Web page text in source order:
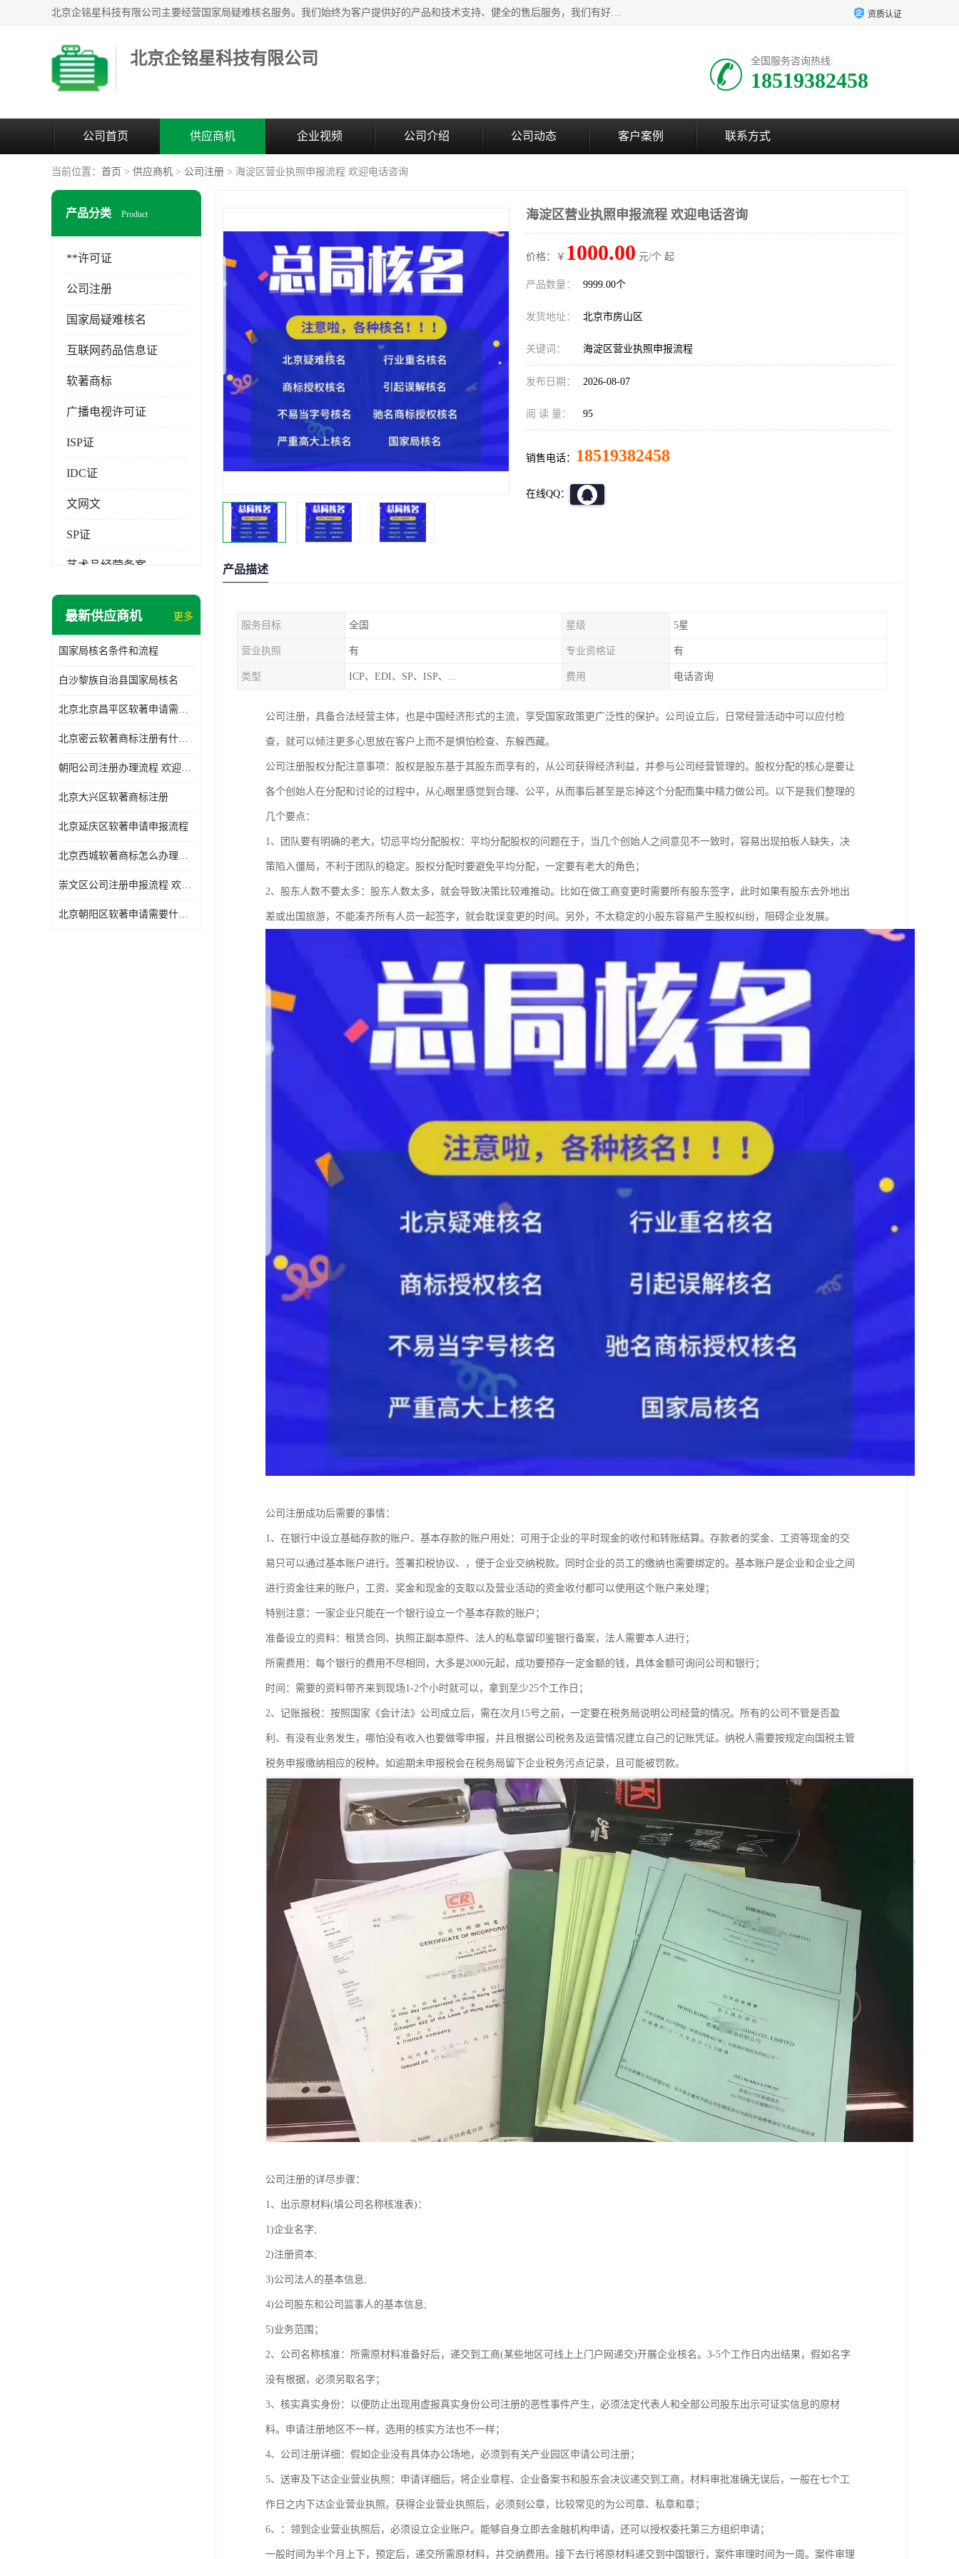
北京企铭星科技有限公司主要经营国家局疑难核名服务。我们始终为客户提供好的产品和技术支持、健全的售后服务，我们有好的产品和专业的销售和技术团队，我公司属于北京企业管理及投资咨询黄页行业，如果您对我公司的产品服务有兴趣，期待您在线留言或者来电咨询。 资质认证
北京企铭星科技有限公司 全国服务咨询热线:
18519382458
公司首页 供应商机 企业视频 公司介绍 公司动态 客户案例 联系方式
当前位置： 首页 > 供应商机 > 公司注册 > 海淀区营业执照申报流程 欢迎电话咨询
产品分类 Product
**许可证
公司注册
国家局疑难核名
互联网药品信息证
软著商标
广播电视许可证
ISP证
IDC证
文网文
SP证
艺术品经营备案
最新供应商机 更多
国家局核名条件和流程
白沙黎族自治县国家局核名
北京北京昌平区软著申请需要什么条件 软件著作权 欢迎电话咨询
北京密云软著商标注册有什么要求 软件著作权 欢迎电话咨询
朝阳公司注册办理流程 欢迎电话咨询
北京大兴区软著商标注册
北京延庆区软著申请申报流程
北京西城软著商标怎么办理流程 欢迎电话咨询
崇文区公司注册申报流程 欢迎电话咨询
北京朝阳区软著申请需要什么条件 欢迎电话咨询
海淀区营业执照申报流程 欢迎电话咨询
价格：￥ 1000.00 元/个 起
产品数量： 9999.00个
发货地址： 北京市房山区
关键词： 海淀区营业执照申报流程
发布日期： 2026-08-07
阅 读 量： 95
销售电话： 18519382458
在线QQ：
产品描述
服务目标 全国 星级 5星
营业执照 有 专业资格证 有
类型 ICP、EDI、SP、ISP、... 费用 电话咨询
公司注册，具备合法经营主体，也是中国经济形式的主流，享受国家政策更广泛性的保护。公司设立后，日常经营活动中可以应付检
查，就可以倾注更多心思放在客户上而不是惧怕检查、东躲西藏。
公司注册股权分配注意事项：股权是股东基于其股东而享有的，从公司获得经济利益，并参与公司经营管理的。股权分配的核心是要让
各个创始人在分配和讨论的过程中，从心眼里感觉到合理、公平，从而事后甚至是忘掉这个分配而集中精力做公司。以下是我们整理的
几个要点：
1、团队要有明确的老大，切忌平均分配股权：平均分配股权的问题在于，当几个创始人之间意见不一致时，容易出现拍板人缺失，决
策陷入僵局，不利于团队的稳定。股权分配时要避免平均分配，一定要有老大的角色；
2、股东人数不要太多：股东人数太多，就会导致决策比较难推动。比如在做工商变更时需要所有股东签字，此时如果有股东去外地出
差或出国旅游，不能凑齐所有人员一起签字，就会耽误变更的时间。另外，不太稳定的小股东容易产生股权纠纷，阻碍企业发展。
公司注册成功后需要的事情：
1、在银行中设立基础存款的账户、基本存款的账户用处：可用于企业的平时现金的收付和转账结算。存款者的奖金、工资等现金的交
易只可以通过基本账户进行。签署扣税协议、，便于企业交纳税款。同时企业的员工的缴纳也需要绑定的。基本账户是企业和企业之间
进行资金往来的账户，工资、奖金和现金的支取以及营业活动的资金收付都可以使用这个账户来处理；
特别注意：一家企业只能在一个银行设立一个基本存款的账户；
准备设立的资料：租赁合同、执照正副本原件、法人的私章留印鉴银行备案，法人需要本人进行；
所需费用：每个银行的费用不尽相同，大多是2000元起，成功要预存一定金额的钱，具体金额可询问公司和银行；
时间：需要的资料带齐来到现场1-2个小时就可以，拿到至少25个工作日；
2、记账报税：按照国家《会计法》公司成立后，需在次月15号之前，一定要在税务局说明公司经营的情况。所有的公司不管是否盈
利、有没有业务发生，哪怕没有收入也要做零申报，并且根据公司税务及运营情况建立自己的记账凭证。纳税人需要按规定向国税主管
税务申报缴纳相应的税种。如逾期未申报税会在税务局留下企业税务污点记录，且可能被罚款。
公司注册的详尽步骤：
1、出示原材料(填公司名称核准表)：
1)企业名字;
2)注册资本;
3)公司法人的基本信息;
4)公司股东和公司监事人的基本信息;
5)业务范围；
2、公司名称核准：所需原材料准备好后，递交到工商(某些地区可线上上门户网递交)开展企业核名。3-5个工作日内出结果，假如名字
没有根据，必须另取名字；
3、核实真实身份：以便防止出现用虚报真实身份公司注册的恶性事件产生，必须法定代表人和全部公司股东出示可证实信息的原材
料。申请注册地区不一样，选用的核实方法也不一样；
4、公司注册详细：假如企业没有具体办公场地，必须到有关产业园区申请公司注册；
5、送审及下达企业营业执照：申请详细后，将企业章程、企业备案书和股东会决议递交到工商，材料审批准确无误后，一般在七个工
作日之内下达企业营业执照。获得企业营业执照后，必须刻公章，比较常见的为公司章、私章和章；
6、：领到企业营业执照后，必须设立企业账户。能够自身立即去金融机构申请，还可以授权委托第三方组织申请；
一般时间为半个月上下，预定后，递交所需原材料，并交纳费用。接下去行将原材料递交到中国银行，案件审理时间为一周。案件审理